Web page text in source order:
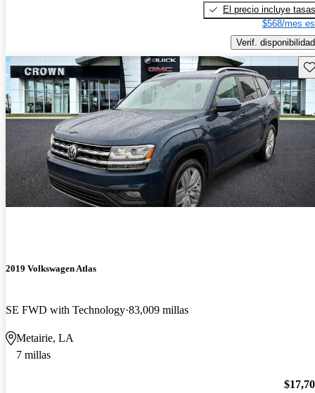
El precio incluye tasas
$568/mes
Verif. disponibilidad
2019 Volkswagen Atlas
SE FWD with Technology 83,009 millas
Metairie, LA
7 millas